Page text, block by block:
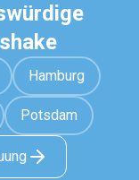
Hamburg
Potsdam